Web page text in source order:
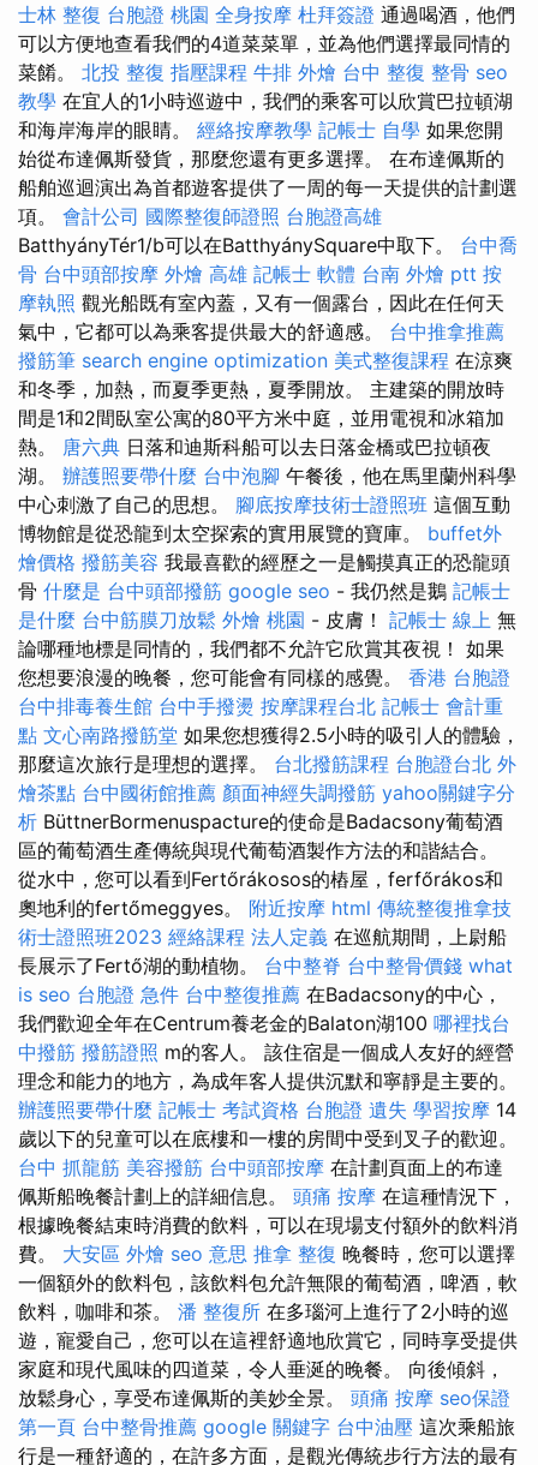
士林 整復 台胞證 桃園 全身按摩 杜拜簽證 通過喝酒，他們
可以方便地查看我們的4道菜菜單，並為他們選擇最同情的
菜餚。 北投 整復 指壓課程 牛排 外燴 台中 整復 整骨 seo
教學 在宜人的1小時巡遊中，我們的乘客可以欣賞巴拉頓湖
和海岸海岸的眼睛。 經絡按摩教學 記帳士 自學 如果您開
始從布達佩斯發貨，那麼您還有更多選擇。 在布達佩斯的
船舶巡迴演出為首都遊客提供了一周的每一天提供的計劃選
項。 會計公司 國際整復師證照 台胞證高雄
BatthyányTér1/b可以在BatthyánySquare中取下。 台中喬
骨 台中頭部按摩 外燴 高雄 記帳士 軟體 台南 外燴 ptt 按
摩執照 觀光船既有室內蓋，又有一個露台，因此在任何天
氣中，它都可以為乘客提供最大的舒適感。 台中推拿推薦
撥筋筆 search engine optimization 美式整復課程 在涼爽
和冬季，加熱，而夏季更熱，夏季開放。 主建築的開放時
間是1和2間臥室公寓的80平方米中庭，並用電視和冰箱加
熱。 唐六典 日落和迪斯科船可以去日落金橋或巴拉頓夜
湖。 辦護照要帶什麼 台中泡腳 午餐後，他在馬里蘭州科學
中心刺激了自己的思想。 腳底按摩技術士證照班 這個互動
博物館是從恐龍到太空探索的實用展覽的寶庫。 buffet外
燴價格 撥筋美容 我最喜歡的經歷之一是觸摸真正的恐龍頭
骨 什麼是 台中頭部撥筋 google seo - 我仍然是鵝 記帳士
是什麼 台中筋膜刀放鬆 外燴 桃園 - 皮膚！ 記帳士 線上 無
論哪種地標是同情的，我們都不允許它欣賞其夜視！ 如果
您想要浪漫的晚餐，您可能會有同樣的感覺。 香港 台胞證
台中排毒養生館 台中手撥燙 按摩課程台北 記帳士 會計重
點 文心南路撥筋堂 如果您想獲得2.5小時的吸引人的體驗，
那麼這次旅行是理想的選擇。 台北撥筋課程 台胞證台北 外
燴茶點 台中國術館推薦 顏面神經失調撥筋 yahoo關鍵字分
析 BüttnerBormenuspacture的使命是Badacsony葡萄酒
區的葡萄酒生產傳統與現代葡萄酒製作方法的和諧結合。
從水中，您可以看到Fertőrákosos的樁屋，ferfőrákos和
奧地利的fertőmeggyes。 附近按摩 html 傳統整復推拿技
術士證照班2023 經絡課程 法人定義 在巡航期間，上尉船
長展示了Fertő湖的動植物。 台中整脊 台中整骨價錢 what
is seo 台胞證 急件 台中整復推薦 在Badacsony的中心，
我們歡迎全年在Centrum養老金的Balaton湖100 哪裡找台
中撥筋 撥筋證照 m的客人。 該住宿是一個成人友好的經營
理念和能力的地方，為成年客人提供沉默和寧靜是主要的。
辦護照要帶什麼 記帳士 考試資格 台胞證 遺失 學習按摩 14
歲以下的兒童可以在底樓和一樓的房間中受到叉子的歡迎。
台中 抓龍筋 美容撥筋 台中頭部按摩 在計劃頁面上的布達
佩斯船晚餐計劃上的詳細信息。 頭痛 按摩 在這種情況下，
根據晚餐結束時消費的飲料，可以在現場支付額外的飲料消
費。 大安區 外燴 seo 意思 推拿 整復 晚餐時，您可以選擇
一個額外的飲料包，該飲料包允許無限的葡萄酒，啤酒，軟
飲料，咖啡和茶。 潘 整復所 在多瑙河上進行了2小時的巡
遊，寵愛自己，您可以在這裡舒適地欣賞它，同時享受提供
家庭和現代風味的四道菜，令人垂涎的晚餐。 向後傾斜，
放鬆身心，享受布達佩斯的美妙全景。 頭痛 按摩 seo保證
第一頁 台中整骨推薦 google 關鍵字 台中油壓 這次乘船旅
行是一種舒適的，在許多方面，是觀光傳統步行方法的最有